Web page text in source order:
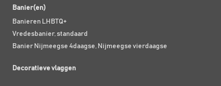
Banier(en)
Banieren LHBTQ+
Vredesbanier, standaard
Banier Nijmeegse 4daagse, Nijmeegse vierdaagse
Decoratieve vlaggen